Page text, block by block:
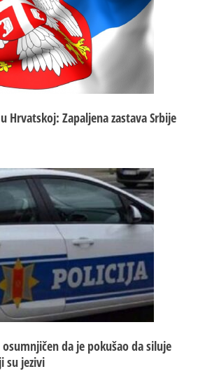
Hrvatskoj: Zapaljena zastava Srbije
da je pokušao da siluje
su jezivi